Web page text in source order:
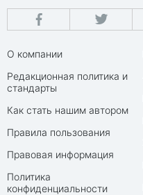
О компании
Редакционная политика и
стандарты
Как стать нашим автором
Правила пользования
Правовая информация
Политика
конфиденциальности